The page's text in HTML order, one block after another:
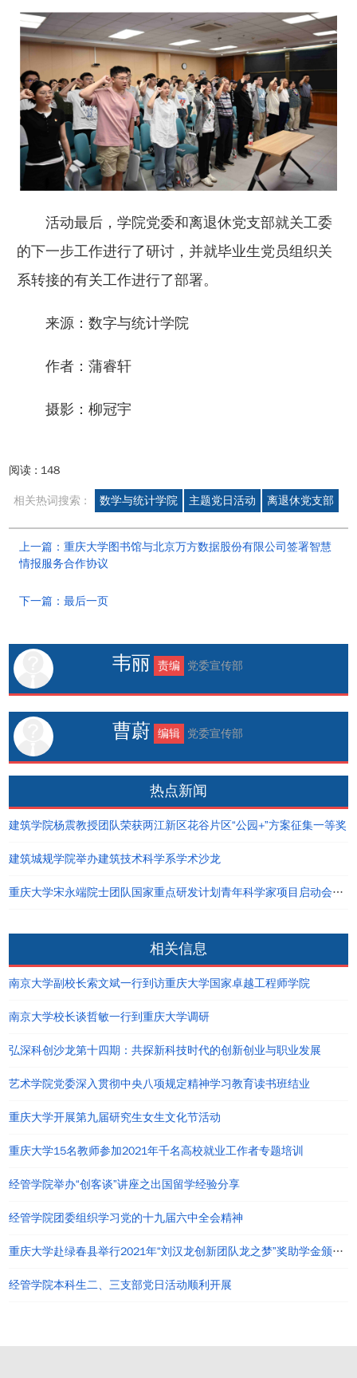
活动最后，学院党委和离退休党支部就关工委
的下一步工作进行了研讨，并就毕业生党员组织关
系转接的有关工作进行了部署。
来源：数字与统计学院
作者：蒲睿轩
摄影：柳冠宇
阅读 : 148
相关热词搜索 : 数学与统计学院 主题党日活动 离退休党支部
上一篇：重庆大学图书馆与北京万方数据股份有限公司签署智慧
情报服务合作协议
下一篇：最后一页
韦丽 责编 党委宣传部
曹蔚 编辑 党委宣传部
热点新闻
建筑学院杨震教授团队荣获两江新区花谷片区“公园+”方案征集一等奖
建筑城规学院举办建筑技术科学系学术沙龙
重庆大学宋永端院士团队国家重点研发计划青年科学家项目启动会举办
相关信息
南京大学副校长索文斌一行到访重庆大学国家卓越工程师学院
南京大学校长谈哲敏一行到重庆大学调研
弘深科创沙龙第十四期：共探新科技时代的创新创业与职业发展
艺术学院党委深入贯彻中央八项规定精神学习教育读书班结业
重庆大学开展第九届研究生女生文化节活动
重庆大学15名教师参加2021年千名高校就业工作者专题培训
经管学院举办“创客谈”讲座之出国留学经验分享
经管学院团委组织学习党的十九届六中全会精神
重庆大学赴绿春县举行2021年“刘汉龙创新团队龙之梦”奖助学金颁发仪式
经管学院本科生二、三支部党日活动顺利开展